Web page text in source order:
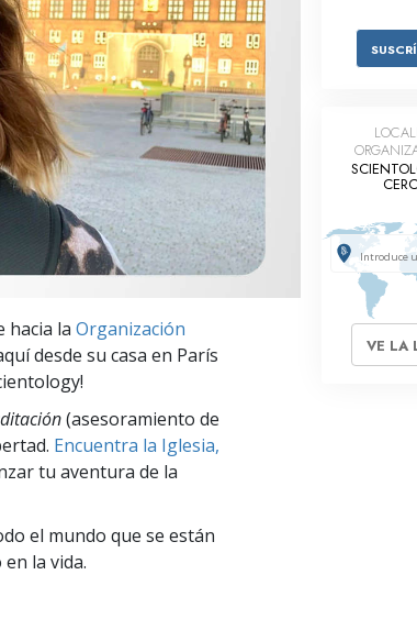
Respuestas a las Drogas
Los Niños
Herramientas para el
La Ética y las
Condiciones
La Causa de la Supresión
Investigaciones
Los Fundamentos de la
Los Fundamentos de las
hacia la Organización
desde su casa en París
(asesoramiento de
Encuentra la Iglesia,
tu aventura de la
el mundo que se están
la vida.
VE LA